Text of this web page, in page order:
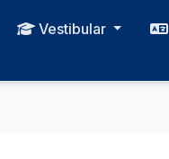
Vestibular